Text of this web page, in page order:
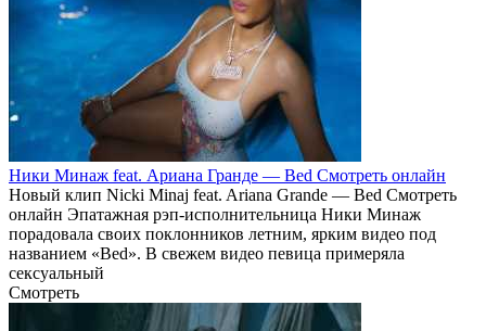
Ники Минаж feat. Ариана Гранде — Bed Смотреть онлайн
Новый клип Nicki Minaj feat. Ariana Grande — Bed Смотреть
онлайн Эпатажная рэп-исполнительница Ники Минаж
порадовала своих поклонников летним, ярким видео под
названием «Bed». В свежем видео певица примеряла
сексуальный
Смотреть